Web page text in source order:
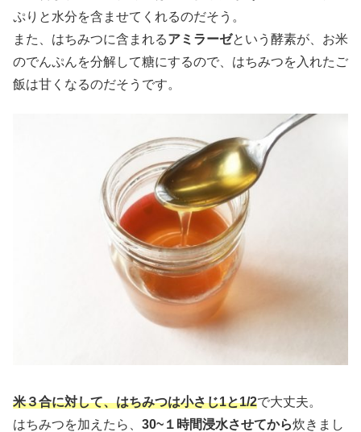
ぷりと水分を含ませてくれるのだそう。
また、はちみつに含まれるアミラーゼという酵素が、お米
のでんぷんを分解して糖にするので、はちみつを入れたご
飯は甘くなるのだそうです。
米３合に対して、はちみつは小さじ1と1/2で大丈夫。
はちみつを加えたら、 30~１時間浸水させてから炊きまし